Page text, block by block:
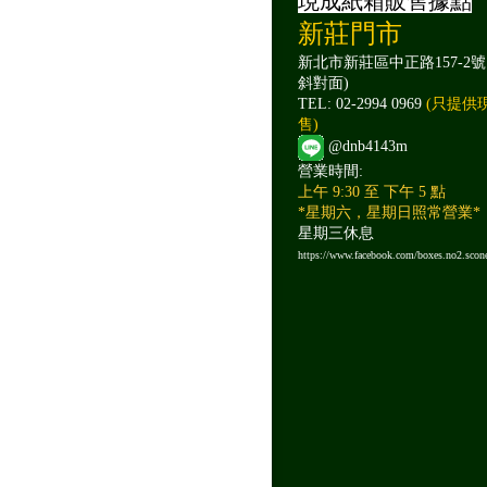
新莊門市
新北市新莊區中正路157-2
斜對面)
TEL: 02-2994 0969 (只提供
售)
@dnb4143m
營業時間:
上午 9:30 至 下午 5 點
*星期六，星期日照常營業*
星期三休息
https://www.facebook.com/